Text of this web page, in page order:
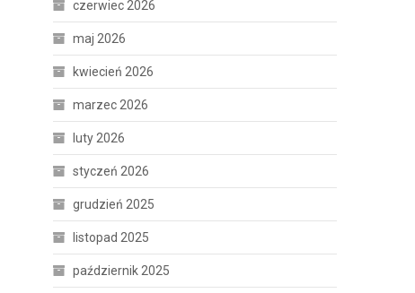
czerwiec 2026
maj 2026
kwiecień 2026
marzec 2026
luty 2026
styczeń 2026
grudzień 2025
listopad 2025
październik 2025